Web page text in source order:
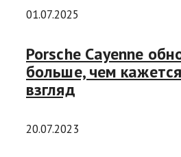
01.07.2025
Porsche Cayenne
больше, чем
взгляд
20.07.2023